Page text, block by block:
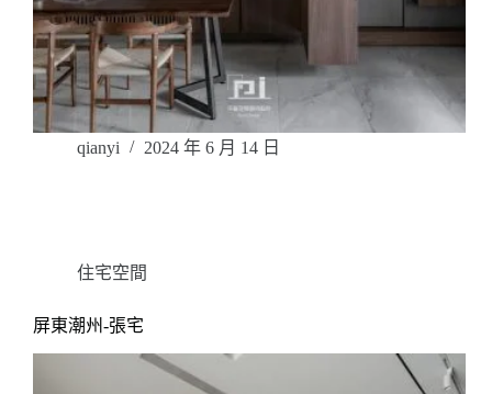
qianyi 2024 年 6 月 14 日
住宅空間
屏東潮州-張宅